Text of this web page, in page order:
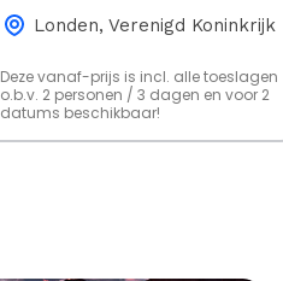
Londen, Verenigd Koninkrijk
Deze vanaf-prijs is incl. alle toeslagen
o.b.v. 2 personen / 3 dagen en voor 2
datums beschikbaar!